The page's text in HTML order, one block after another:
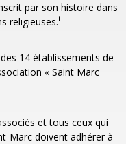
par son histoire dans
religieuses.i
14 établissements de
« Saint Marc
et tous ceux qui
Marc doivent adhérer à